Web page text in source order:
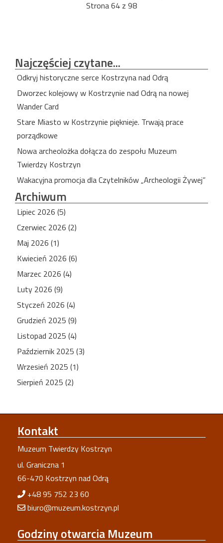
Strona 64 z 98
Najczęściejczytane...
Odkryj historyczne serce Kostrzyna nad Odrą
Dworzec kolejowy w Kostrzynie nad Odrą na nowej
Wander Card
Stare Miasto w Kostrzynie pięknieje. Trwają prace
porządkowe
Nowa archeolożka dołącza do zespołu Muzeum
Twierdzy Kostrzyn
Wakacyjna promocja dla Czytelników „Archeologii Żywej”
Archiwum
Lipiec 2026 (5)
Czerwiec 2026 (2)
Maj 2026 (1)
Kwiecień 2026 (6)
Marzec 2026 (4)
Luty 2026 (9)
Styczeń 2026 (4)
Grudzień 2025 (9)
Listopad 2025 (4)
Październik 2025 (3)
Wrzesień 2025 (1)
Sierpień 2025 (2)
Kontakt
Muzeum Twierdzy Kostrzyn
ul. Graniczna 1
66-470 Kostrzyn nad Odrą
+48 95 752 23 60
biuro@muzeum.kostrzyn.pl
Godzinyotwarcia Muzeum